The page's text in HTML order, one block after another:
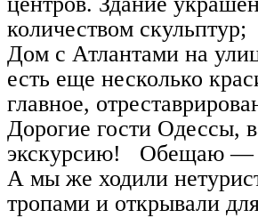
количеством скульптур;
Дом с Атлантами на
есть еще несколько
главное,
Дорогие гости Одессы,
экскурсию! Обещаю —
А мы же ходили
тропами и открывали